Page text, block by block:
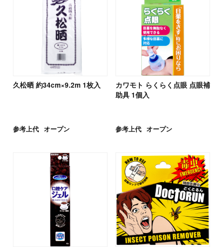
久松晒 約34cm×9.2m 1枚入
参考上代 オープン
カワモト らくらく点眼 点眼補
助具 1個入
参考上代 オープン